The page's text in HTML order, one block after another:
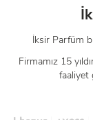
İksir Parfüm
Firmamız 15
faaliyet